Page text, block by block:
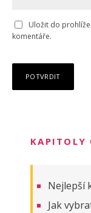
Uložit do
komentáře.
KAPITOLY
Nejlepší
Jak